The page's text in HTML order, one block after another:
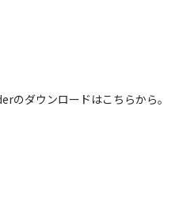
ダウンロードはこちらから。